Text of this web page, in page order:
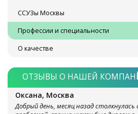
ССУЗы Москвы
Профессии и специальности
О качестве
ОТЗЫВЫ О НАШЕЙ
Оксана, Москва
Добрый день, месяц назад столкнулась